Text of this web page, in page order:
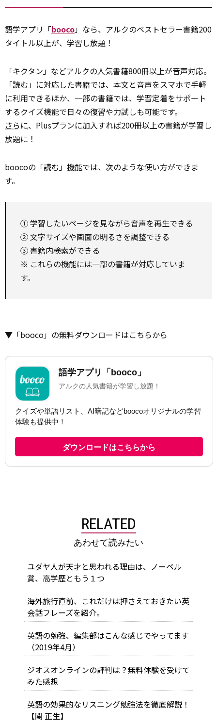
語学アプリ「booco」なら、アルクのベストセラー書籍200
タイトル以上が、学習し放題！
「キクタン」などアルクの人気書籍800冊以上が音声対応。
「読む」に対応した書籍では、本文と音声をスマホで手軽
に利用できるほか、一部の書籍では、学習定着をサポート
するクイズ機能で日々の復習や力試しも可能です。
さらに、Plusプランに加入すれば200冊以上の書籍が学習し
放題に！
boocoの「読む」 機能では、次のような使い方ができま
す。
① 学習したいページを見ながら音声を再生できる
② 文字サイズや画面の明るさを調整できる
③ 書籍内検索ができる
※ これらの機能には一部の書籍が対応していま
す。
▼「booco」の無料ダウンロードはこちらから
RELATED
あわせて読みたい
ユダヤ人が天才と思われる理由は、ノーベル
賞、高学歴ともう１つ
海外旅行直前、これだけは押さえておきたい英
会話フレーズを紹介。
英語の勉強、編集部はこんな感じでやってます
（2019年4月）
ジオスオンラインの評判は？無料体験を受けて
みた感想
英語の効果的なリスニング勉強法を徹底解説！
【関 正生】